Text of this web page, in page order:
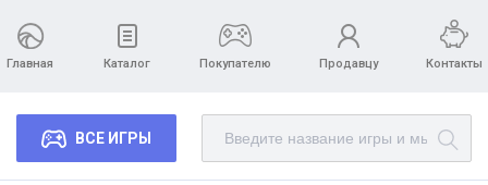
Главная Каталог Покупателю Продавцу Контакты
ВСЕ ИГРЫ